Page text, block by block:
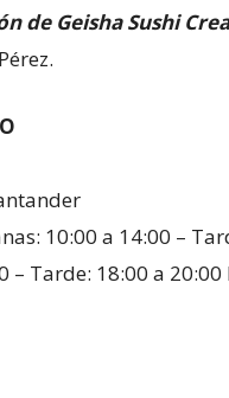
de Geisha Sushi
10:00 a 14:00 –
– Tarde: 18:00 a 20:00